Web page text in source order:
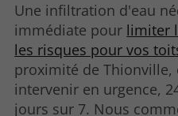
Une infiltration d'eau
immédiate pour limiter
les risques pour vos
proximité de Thionville,
intervenir en urgence,
jours sur 7. Nous